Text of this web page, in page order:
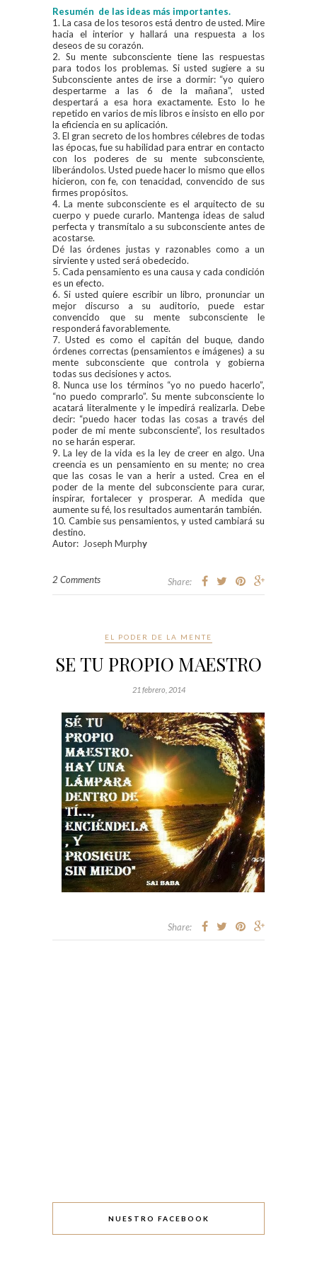
Resumén de las ideas más importantes.
1. La casa de los tesoros está dentro de usted. Mire
hacia el interior y hallará una respuesta a los
deseos de su corazón.
2. Su mente subconsciente tiene las respuestas
para todos los problemas. Si usted sugiere a su
Subconsciente antes de irse a dormir: “yo quiero
despertarme a las 6 de la mañana”, usted
despertará a esa hora exactamente. Esto lo he
repetido en varios de mis libros e insisto en ello por
la eficiencia en su aplicación.
3. El gran secreto de los hombres célebres de todas
las épocas, fue su habilidad para entrar en contacto
con los poderes de su mente subconsciente,
liberándolos. Usted puede hacer lo mismo que ellos
hicieron, con fe, con tenacidad, convencido de sus
firmes propósitos.
4. La mente subconsciente es el arquitecto de su
cuerpo y puede curarlo. Mantenga ideas de salud
perfecta y transmítalo a su subconsciente antes de
acostarse.
Dé las órdenes justas y razonables como a un
sirviente y usted será obedecido.
5. Cada pensamiento es una causa y cada condición
es un efecto.
6. Si usted quiere escribir un libro, pronunciar un
mejor discurso a su auditorio, puede estar
convencido que su mente subconsciente le
responderá favorablemente.
7. Usted es como el capitán del buque, dando
órdenes correctas (pensamientos e imágenes) a su
mente subconsciente que controla y gobierna
todas sus decisiones y actos.
8. Nunca use los términos “yo no puedo hacerlo”,
“no puedo comprarlo”. Su mente subconsciente lo
acatará literalmente y le impedirá realizarla. Debe
decir: “puedo hacer todas las cosas a través del
poder de mi mente subconsciente”, los resultados
no se harán esperar.
9. La ley de la vida es la ley de creer en algo. Una
creencia es un pensamiento en su mente; no crea
que las cosas le van a herir a usted. Crea en el
poder de la mente del subconsciente para curar,
inspirar, fortalecer y prosperar. A medida que
aumente su fé, los resultados aumentarán también.
10. Cambie sus pensamientos, y usted cambiará su
destino.
Autor: Joseph Murphy
2 Comments Share:
EL PODER DE LA MENTE
SE TU PROPIO MAESTRO
21 febrero, 2014
Share:
NUESTRO FACEBOOK